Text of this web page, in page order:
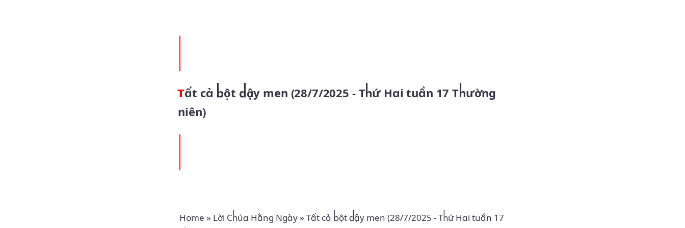
Tất cả bột dậy men (28/7/2025 - Thứ Hai tuần 17 Thường
niên)
Home » Lời Chúa Hằng Ngày» Tất cả bột dậy men (28/7/2025 - Thứ Hai tuần 17